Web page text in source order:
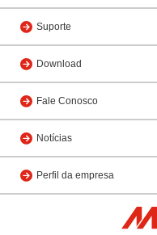
Suporte
Download
Fale Conosco
Notícias
Perfil da empresa